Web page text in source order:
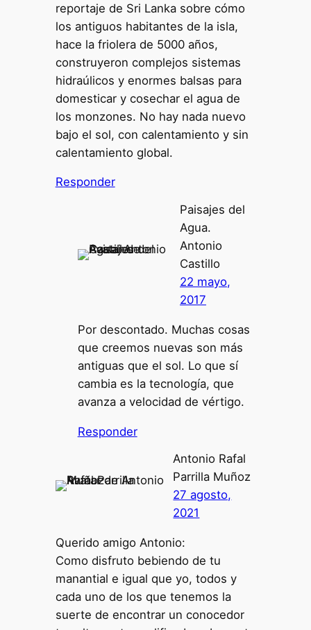
reportaje de Sri Lanka sobre cómo
los antiguos habitantes de la isla,
hace la friolera de 5000 años,
construyeron complejos sistemas
hidraúlicos y enormes balsas para
domesticar y cosechar el agua de
los monzones. No hay nada nuevo
bajo el sol, con calentamiento y sin
calentamiento global.
Responder
Paisajes del
Agua.
Antonio
Castillo
22 mayo,
2017
Por descontado. Muchas cosas
que creemos nuevas son más
antiguas que el sol. Lo que sí
cambia es la tecnología, que
avanza a velocidad de vértigo.
Responder
Antonio Rafal
Parrilla Muñoz
27 agosto,
2021
Querido amigo Antonio:
Como disfruto bebiendo de tu
manantial e igual que yo, todos y
cada uno de los que tenemos la
suerte de encontrar un conocedor